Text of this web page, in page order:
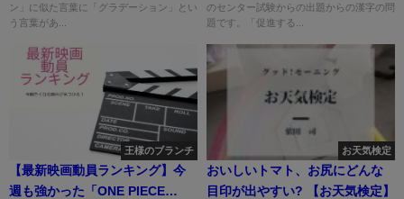
ン」に似た言葉に「グラデーション」とい
う言葉があ...
のセンター試験からの出題からの漢字の問
題です。「促進する...
王様のブランチ
【最新映画動員ランキング】今
週も強かった「ONE PIECE
お天気検定
おいしいトマト、お尻にどんな
目印が出やすい? 【お天気検定】